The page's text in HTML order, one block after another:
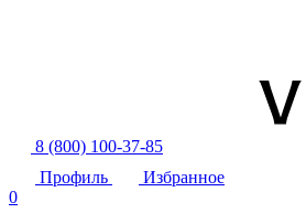
8 (800) 100-37-85
Профиль
Избранное
0